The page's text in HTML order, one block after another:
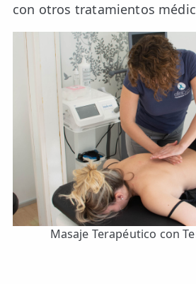
con otros tratamientos
Masaje Terapéutico con